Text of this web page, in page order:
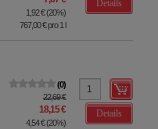
1,92 €(20%)
767,00 €pro 1 l
Details
0
22,69 €
18,15 €
4,54 €(20%)
Details